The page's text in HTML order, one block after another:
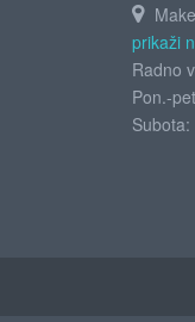
prikaži
Radno
Pon.-
Subota: